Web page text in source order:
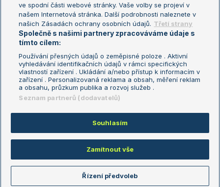
Fotbalové přestupy
Livesport Daily
LS Prague Open
Podmínky užití
Nastavení soukromí
GDPR a žurnalistika
Reklama
Kontakt
Informace o zpracování osobních
údajů
Copyright © 2008-2026 TenisPortal.cz. Využíváme zpravodajství ČTK.
ve spodní části webové stránky. Vaše volby se projeví v
našem Internetová stránka. Další podrobnosti naleznete v
našich Zásadách ochrany osobních údajů. Třetí strany
Společně s našimi partnery zpracováváme údaje s
tímto cílem:
Používání přesných údajů o zeměpisné poloze . Aktivní
vyhledávání identifikačních údajů v rámci specifických
vlastností zařízení . Ukládání a/nebo přístup k informacím v
zařízení . Personalizovaná reklama a obsah, měření reklam
a obsahu, průzkum publika a rozvoj služeb .
Seznam partnerů (dodavatelů)
Souhlasím
Zamítnout vše
Řízení předvoleb